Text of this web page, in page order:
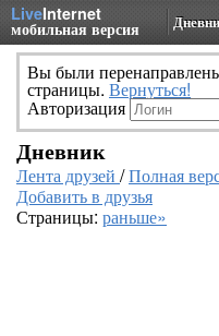
LiveInternet
мобильная версия
Вы были
страницы. Вернуться!
Авторизация
Дневник
Лента друзей /Полная
Добавить в друзья
Страницы: раньше»